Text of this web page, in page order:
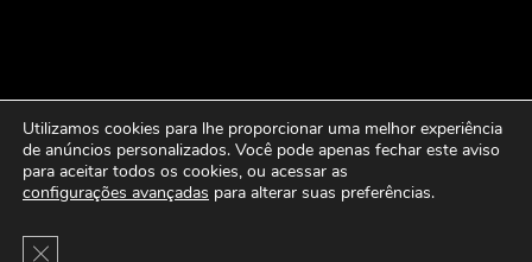
Utilizamos cookies para lhe proporcionar uma melhor experiência
de anúncios personalizados. Você pode apenas fechar este aviso
para aceitar todos os cookies, ou acessar as
configurações avançadas para alterar suas preferências.
Close GDPR Cookie Banner